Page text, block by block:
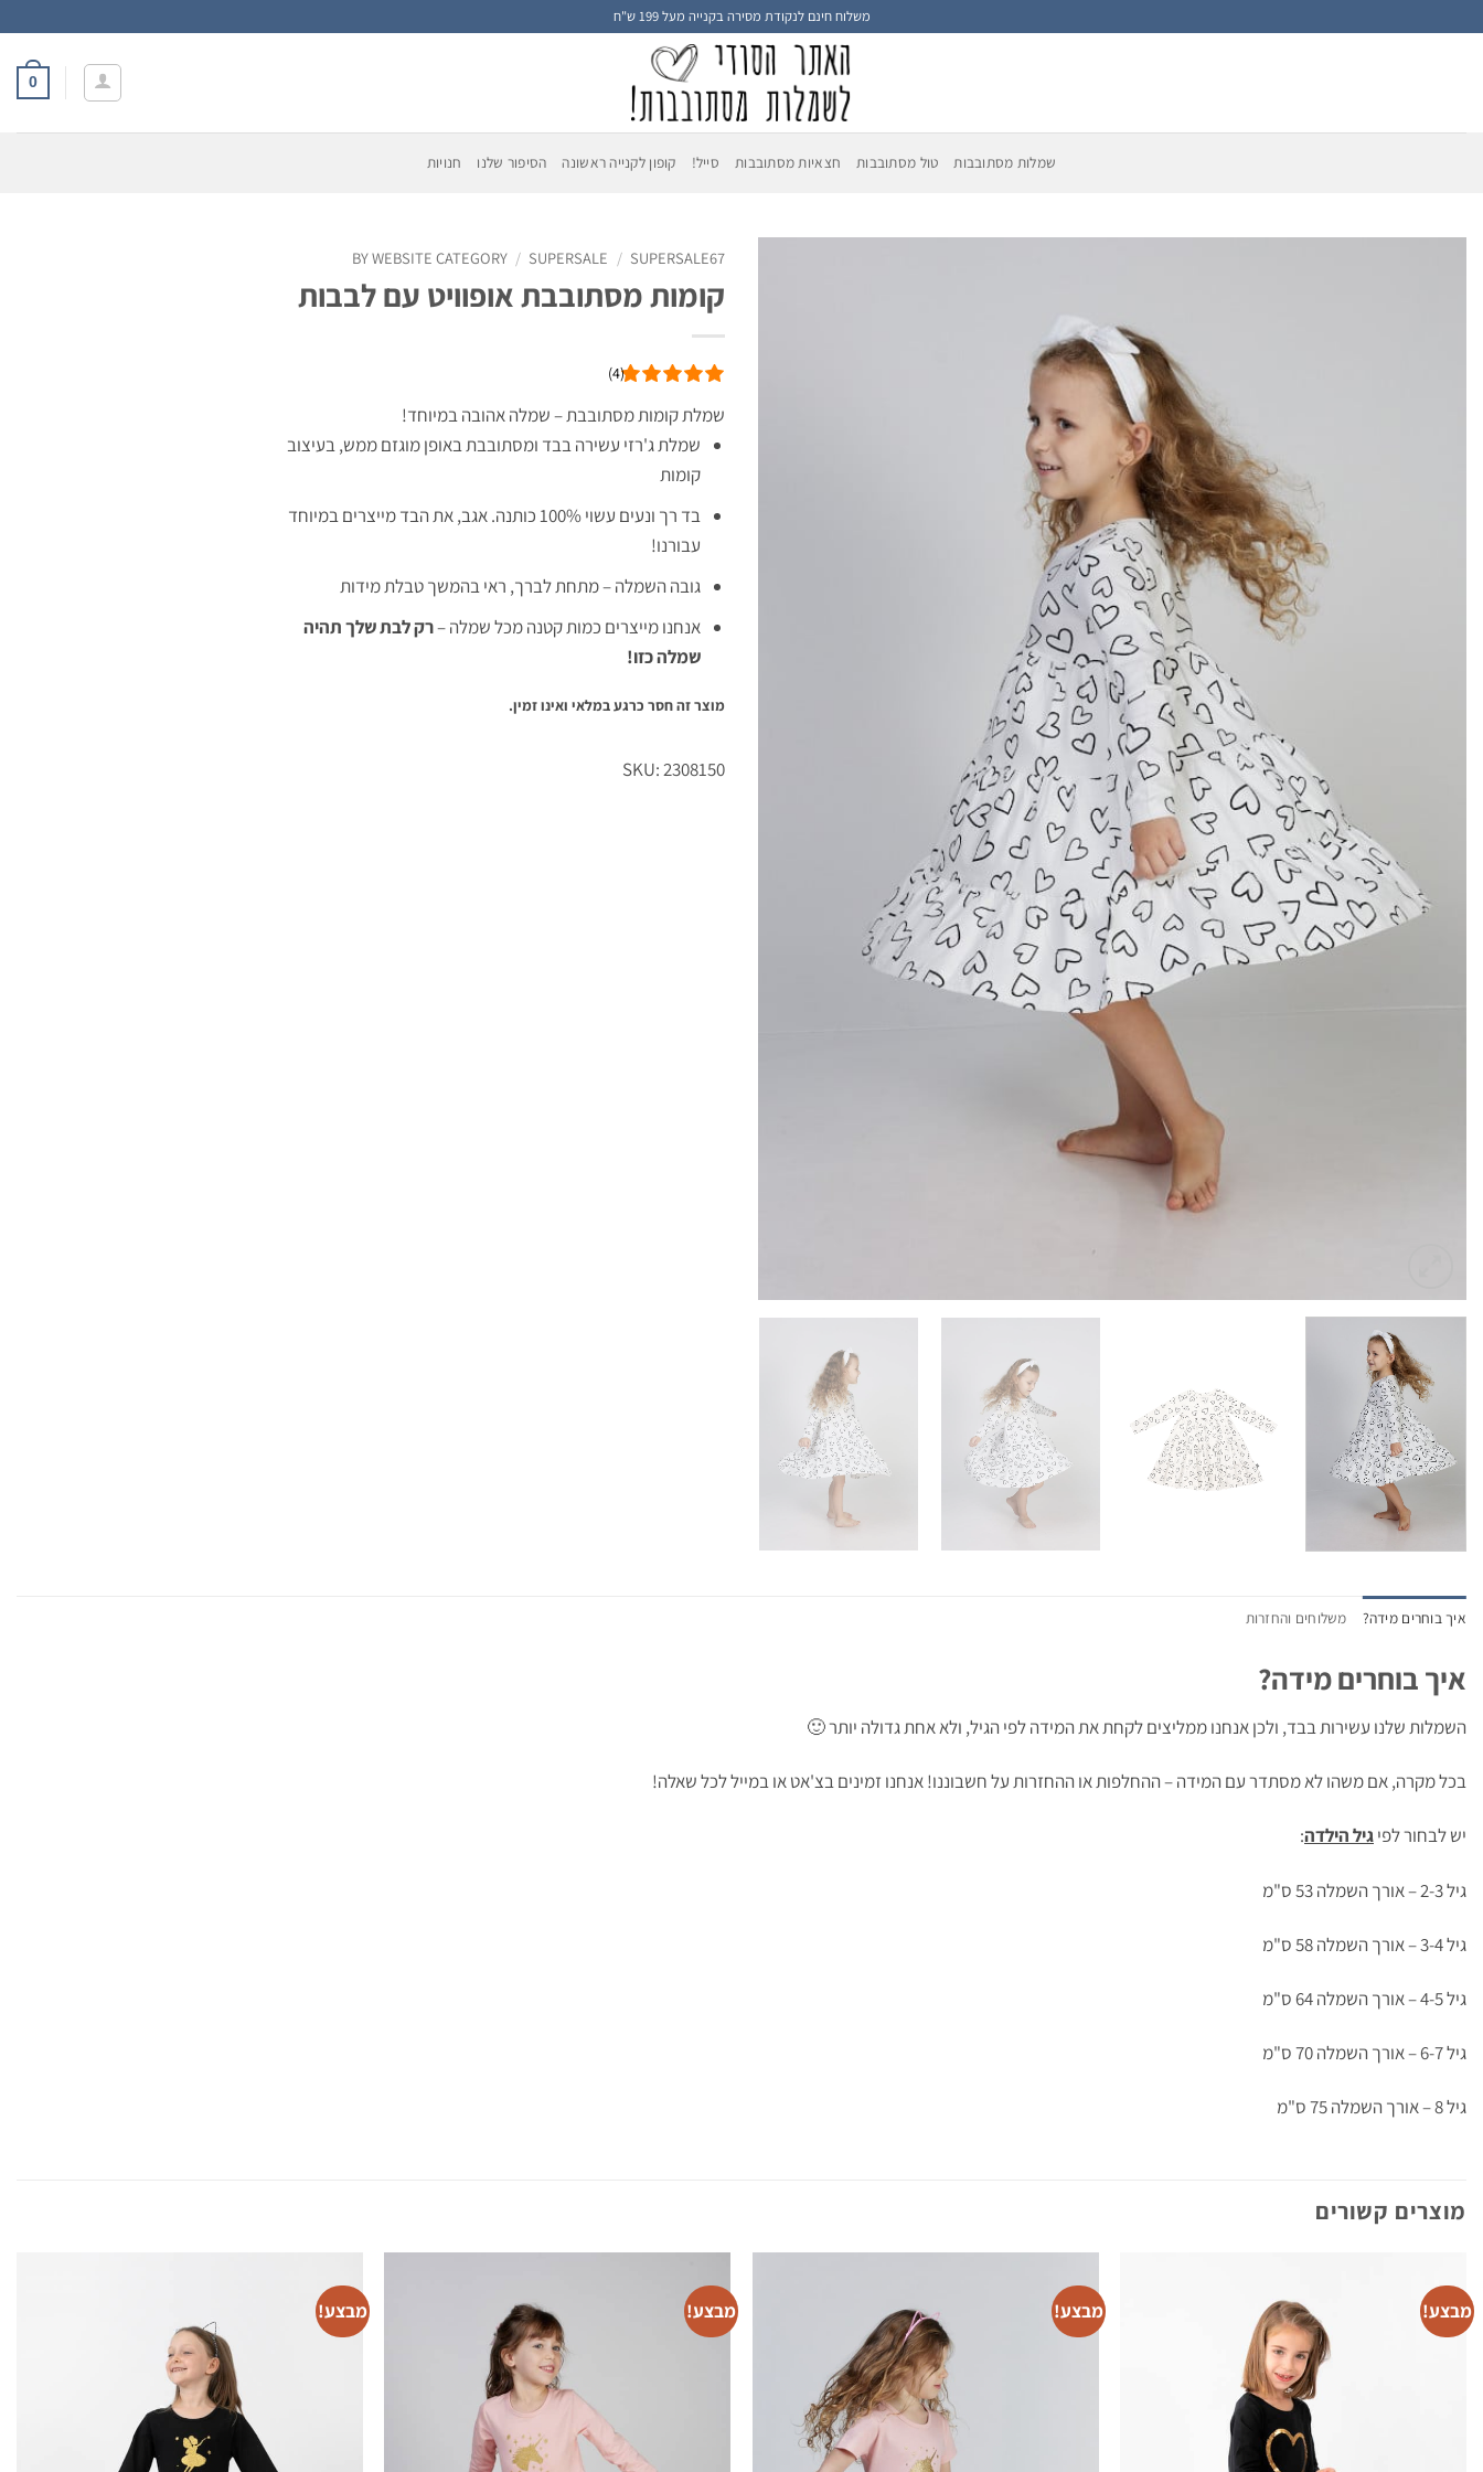
משלוח חינם לנקודת מסירה בקנייה מעל 199 ש"ח
0
שמלות מסתובבות טול מסתובבות חצאיות מסתובבות סייל! קופון לקנייה ראשונה הסיפור שלנו חנויות
BY WEBSITE CATEGORY / SUPERSALE / SUPERSALE67
קומות מסתובבת אופוויט עם לבבות
(4)
שמלת קומות מסתובבת – שמלה אהובה במיוחד!
שמלת ג'רזי עשירה בבד ומסתובבת באופן מוגזם ממש, בעיצוב
קומות
בד רך ונעים עשוי 100% כותנה. אגב, את הבד מייצרים במיוחד
עבורנו!
גובה השמלה – מתחת לברך, ראי בהמשך טבלת מידות
אנחנו מייצרים כמות קטנה מכל שמלה –רק לבת שלך תהיה
שמלה כזו!
מוצר זה חסר כרגע במלאי ואינו זמין.
SKU: 2308150
איך בוחרים מידה? משלוחים והחזרות
איך בוחרים מידה?
השמלות שלנו עשירות בבד, ולכן אנחנו ממליצים לקחת את המידה לפי הגיל, ולא אחת גדולה יותר 🙂
בכל מקרה, אם משהו לא מסתדר עם המידה – ההחלפות או ההחזרות על חשבוננו! אנחנו זמינים בצ'אט או במייל לכל שאלה!
יש לבחור לפיגיל הילדה:
גיל 2-3 – אורך השמלה 53 ס"מ
גיל 3-4 – אורך השמלה 58 ס"מ
גיל 4-5 – אורך השמלה 64 ס"מ
גיל 6-7 – אורך השמלה 70 ס"מ
גיל 8 – אורך השמלה 75 ס"מ
ביקורות לקוחות
Rating: 5/5
Mon Dec 16 2024 08:12:55 GMT+0000 (Coordinated Universal Time)
קומות מסתובבת אופוויט עם לבבות
מוצרים קשורים
מבצע! מבצע! מבצע! מבצע!